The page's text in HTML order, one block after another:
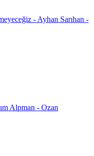
- Ayhan Sarıhan -